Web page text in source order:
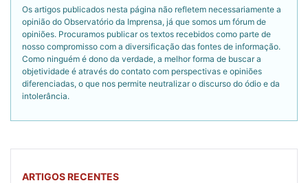
Os artigos publicados nesta página não refletem necessariamente a
opinião do Observatório da Imprensa, já que somos um fórum de
opiniões. Procuramos publicar os textos recebidos como parte de
nosso compromisso com a diversificação das fontes de informação.
Como ninguém é dono da verdade, a melhor forma de buscar a
objetividade é através do contato com perspectivas e opiniões
diferenciadas, o que nos permite neutralizar o discurso do ódio e da
intolerância.
ARTIGOS RECENTES